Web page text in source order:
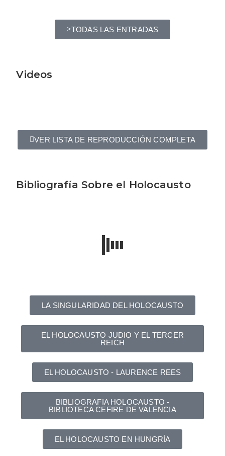
TODAS LAS ENTRADAS
Videos
VER LISTA DE REPRODUCCIÓN COMPLETA
Bibliografía Sobre el Holocausto
LA SINGULARIDAD DEL HOLOCAUSTO
EL HOLOCAUSTO JUDIO Y EL TERCER
REICH
EL HOLOCAUSTO - LAURENCE REES
BIBLIOGRAFIA HOLOCAUSTO -
BIBLIOTECA CEFIRE DE VALENCIA
EL HOLOCAUSTO EN HUNGRÍA